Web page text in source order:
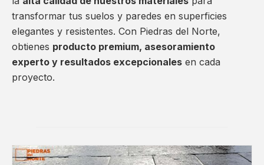
transformar tus suelos y paredes en superficies
elegantes y resistentes. Con Piedras del Norte,
obtienes producto premium, asesoramiento
experto y resultados excepcionales en cada
proyecto.